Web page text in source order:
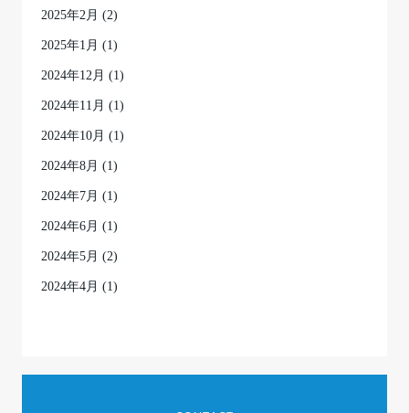
2025年2月 (2)
2025年1月 (1)
2024年12月 (1)
2024年11月 (1)
2024年10月 (1)
2024年8月 (1)
2024年7月 (1)
2024年6月 (1)
2024年5月 (2)
2024年4月 (1)